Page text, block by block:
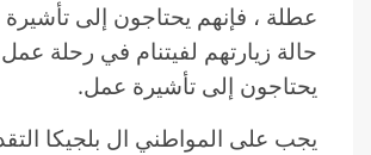
عطلة ، فإنهم يحتاجون إلى
حالة زيارتهم لفيتنام في رحلة عمل
يحتاجون إلى تأشيرة عمل.
يجب على المواطني ال بلجيكا